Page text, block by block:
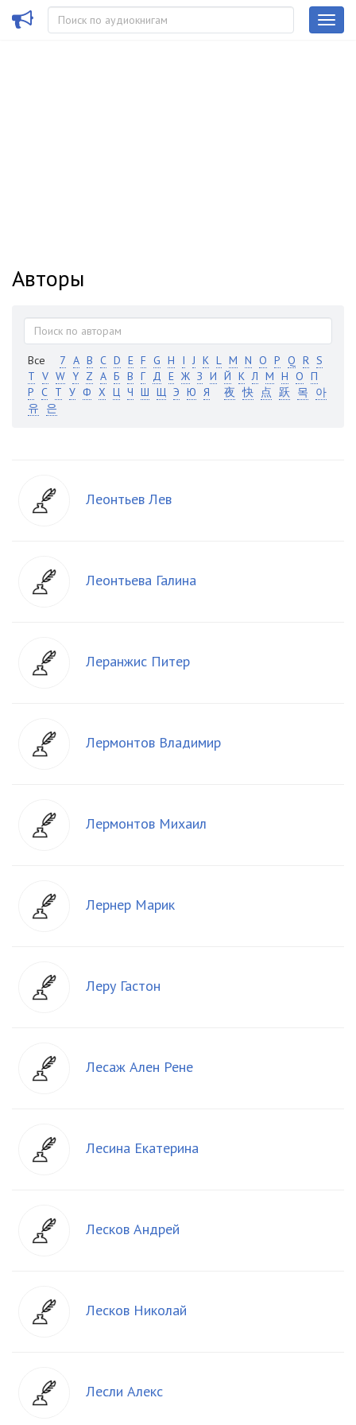
Авторы
Все 7 A B C D E F G H I J K L M N O P Q R S
T V W Y Z А Б В Г Д Е Ж З И Й К Л М Н О П
Р С Т У Ф Х Ц Ч Ш Щ Э Ю Я 夜 快 点 跃 목
아
유
은
Леонтьев Лев
Леонтьева Галина
Леранжис Питер
Лермонтов Владимир
Лермонтов Михаил
Лернер Марик
Леру Гастон
Лесаж Ален Рене
Лесина Екатерина
Лесков Андрей
Лесков Николай
Лесли Алекс